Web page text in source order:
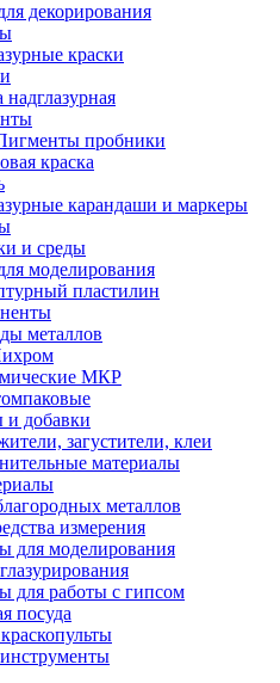
декорирования
краски
надглазурная
пробники
краска
карандаши и маркеры
и среды
моделирования
пластилин
металлов
МКР
добавки
загустители, клеи
материалы
металлов
измерения
для моделирования
для работы с гипсом
посуда